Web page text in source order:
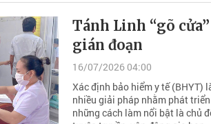
Tánh Linh “gõ
gián đoạn
16/07/2026 04:00
Xác định bảo hiểm y tế (BHYT)
nhiều giải pháp nhằm phát
những cách làm nổi bật là chủ